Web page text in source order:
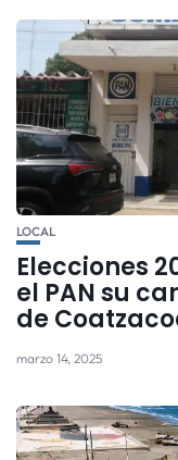
LOCAL
Elecciones
el PAN su
de
marzo 14, 2025